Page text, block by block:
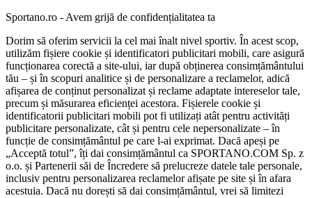
Sportano.ro - Avem grijă de confidențialitatea ta
Dorim să oferim servicii la cel mai înalt nivel sportiv. În acest scop,
utilizăm fișiere cookie și identificatori publicitari mobili, care asigură
funcționarea corectă a site-ului, iar după obținerea consimțământului
tău – și în scopuri analitice și de personalizare a reclamelor, adică
afișarea de conținut personalizat și reclame adaptate intereselor tale,
precum și măsurarea eficienței acestora. Fișierele cookie și
identificatorii publicitari mobili pot fi utilizați atât pentru activități
publicitare personalizate, cât și pentru cele nepersonalizate – în
funcție de consimțământul pe care l-ai exprimat. Dacă apeși pe
„Acceptă totul”, îți dai consimțământul ca SPORTANO.COM Sp. z
o.o. și Partenerii săi de Încredere să prelucreze datele tale personale,
inclusiv pentru personalizarea reclamelor afișate pe site și în afara
acestuia. Dacă nu dorești să dai consimțământul, vrei să limitezi